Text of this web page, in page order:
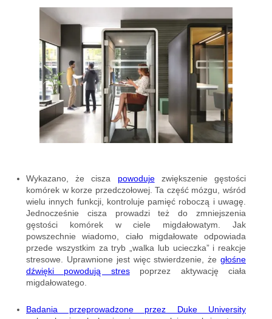
Wykazano, że cisza powodujezwiększenie gęstości
komórek w korze przedczołowej. Ta część mózgu, wśród
wielu innych funkcji, kontroluje pamięć roboczą i uwagę.
Jednocześnie cisza prowadzi też do zmniejszenia
gęstości komórek w ciele migdałowatym. Jak
powszechnie wiadomo, ciało migdałowate odpowiada
przede wszystkim za tryb „walka lub ucieczka” i reakcje
stresowe. Uprawnione jest więc stwierdzenie, że głośne
dźwięki powodują strespoprzez aktywację ciała
migdałowatego.
Badania przeprowadzone przez Duke University